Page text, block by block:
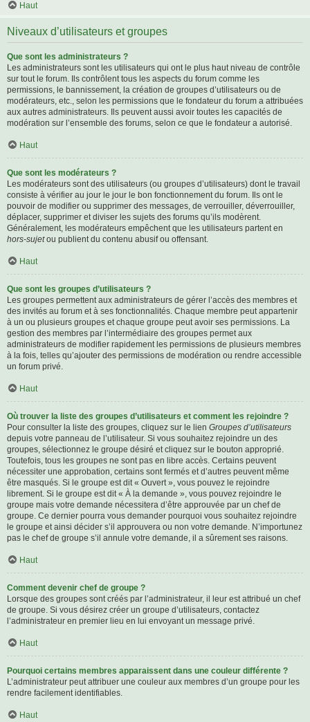
Haut
Niveaux d’utilisateurs et groupes
Que sont les administrateurs ?
Les administrateurs sont les utilisateurs qui ont le plus haut niveau de contrôle
sur tout le forum. Ils contrôlent tous les aspects du forum comme les
permissions, le bannissement, la création de groupes d’utilisateurs ou de
modérateurs, etc., selon les permissions que le fondateur du forum a attribuées
aux autres administrateurs. Ils peuvent aussi avoir toutes les capacités de
modération sur l’ensemble des forums, selon ce que le fondateur a autorisé.
Haut
Que sont les modérateurs ?
Les modérateurs sont des utilisateurs (ou groupes d’utilisateurs) dont le travail
consiste à vérifier au jour le jour le bon fonctionnement du forum. Ils ont le
pouvoir de modifier ou supprimer des messages, de verrouiller, déverrouiller,
déplacer, supprimer et diviser les sujets des forums qu’ils modèrent.
Généralement, les modérateurs empêchent que les utilisateurs partent en
hors-sujetou publient du contenu abusif ou offensant.
Haut
Que sont les groupes d’utilisateurs ?
Les groupes permettent aux administrateurs de gérer l’accès des membres et
des invités au forum et à ses fonctionnalités. Chaque membre peut appartenir
à un ou plusieurs groupes et chaque groupe peut avoir ses permissions. La
gestion des membres par l’intermédiaire des groupes permet aux
administrateurs de modifier rapidement les permissions de plusieurs membres
à la fois, telles qu’ajouter des permissions de modération ou rendre accessible
un forum privé.
Haut
Où trouver la liste des groupes d’utilisateurs et comment les rejoindre ?
Pour consulter la liste des groupes, cliquez sur le lien Groupes d’utilisateurs
depuis votre panneau de l’utilisateur. Si vous souhaitez rejoindre un des
groupes, sélectionnez le groupe désiré et cliquez sur le bouton approprié.
Toutefois, tous les groupes ne sont pas en libre accès. Certains peuvent
nécessiter une approbation, certains sont fermés et d’autres peuvent même
être masqués. Si le groupe est dit « Ouvert », vous pouvez le rejoindre
librement. Si le groupe est dit « À la demande », vous pouvez rejoindre le
groupe mais votre demande nécessitera d’être approuvée par un chef de
groupe. Ce dernier pourra vous demander pourquoi vous souhaitez rejoindre
le groupe et ainsi décider s’il approuvera ou non votre demande. N’importunez
pas le chef de groupe s’il annule votre demande, il a sûrement ses raisons.
Haut
Comment devenir chef de groupe ?
Lorsque des groupes sont créés par l’administrateur, il leur est attribué un chef
de groupe. Si vous désirez créer un groupe d’utilisateurs, contactez
l’administrateur en premier lieu en lui envoyant un message privé.
Haut
Pourquoi certains membres apparaissent dans une couleur différente ?
L’administrateur peut attribuer une couleur aux membres d’un groupe pour les
rendre facilement identifiables.
Haut